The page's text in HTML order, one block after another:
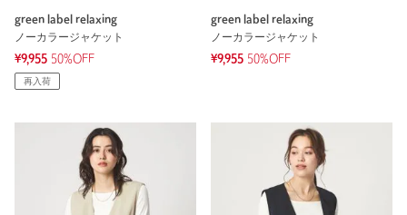
green label relaxing
ノーカラージャケット
¥9,955 50%OFF
再入荷
green label relaxing
ノーカラージャケット
¥9,955 50%OFF